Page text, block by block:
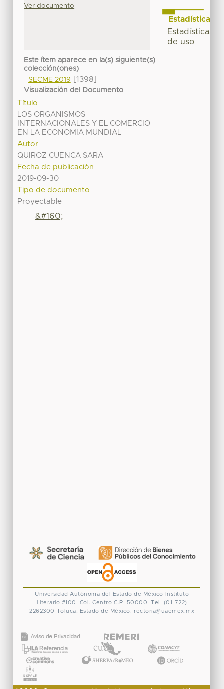
Ver documento
Este ítem aparece en la(s) siguiente(s)
colección(ones)
SECME 2019 [1398]
Visualización del Documento
Título
LOS ORGANISMOS
INTERNACIONALES Y EL COMERCIO
EN LA ECONOMIA MUNDIAL
Autor
QUIROZ CUENCA SARA
Fecha de publicación
2019-09-30
Tipo de documento
Proyectable
&#160;
Estadísticas
Estadísticas
de uso
Universidad Autónoma del Estado de México
Instituto
Literario #100. Col. Centro C.P. 50000. Tel. (01-722)
2262300 Toluca, Estado de México. rectoria@uaemex.mx